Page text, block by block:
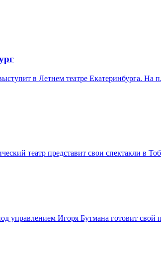
в Летнем театре Екатеринбурга.
театр представит свои спектакли в
управлением Игоря Бутмана готовит